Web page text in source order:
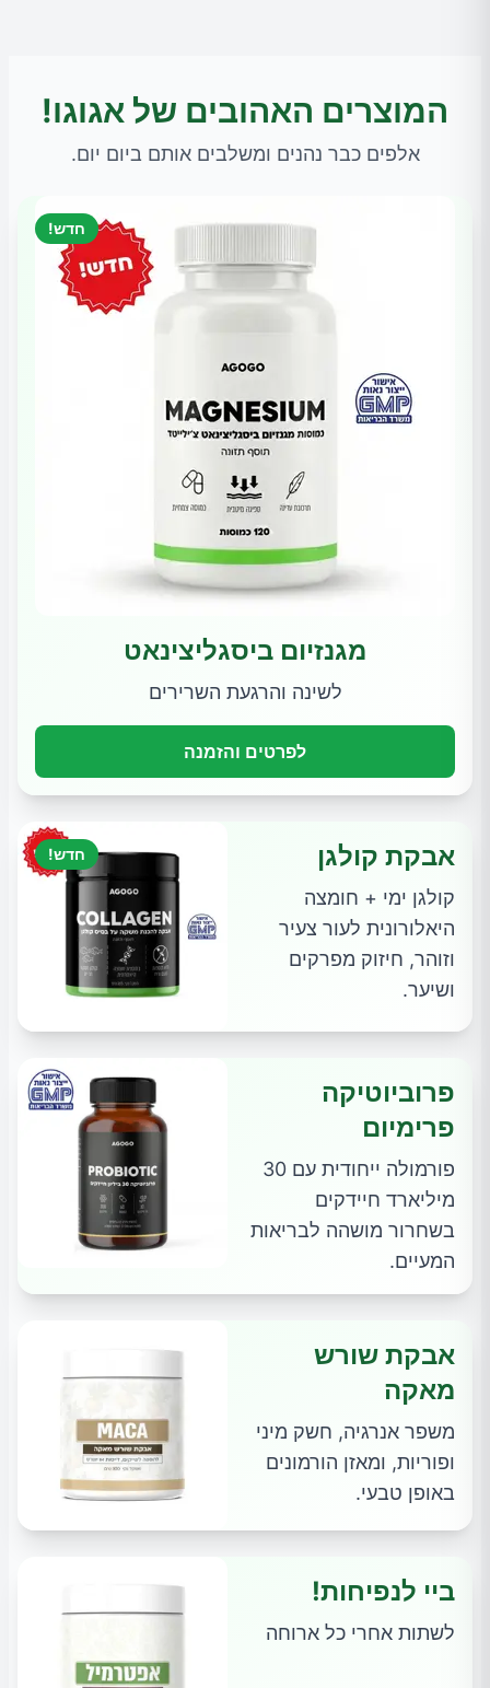
המוצרים האהובים של אגוגו!
אלפים כבר נהנים ומשלבים אותם ביום יום.
חדש!
מגנזיום ביסגליצינאט
לשינה והרגעת השרירים
לפרטים והזמנה
חדש! אבקת קולגן
קולגן ימי + חומצה
היאלורונית לעור צעיר
וזוהר, חיזוק מפרקים
ושיער.
פרוביוטיקה
פרימיום
פורמולה ייחודית עם 30
מיליארד חיידקים
בשחרור מושהה לבריאות
המעיים.
אבקת שורש
מאקה
משפר אנרגיה, חשק מיני
ופוריות, ומאזן הורמונים
באופן טבעי.
ביי לנפיחות!
לשתות אחרי כל ארוחה